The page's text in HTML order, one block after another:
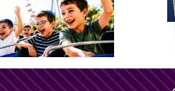
jambe de Yohan